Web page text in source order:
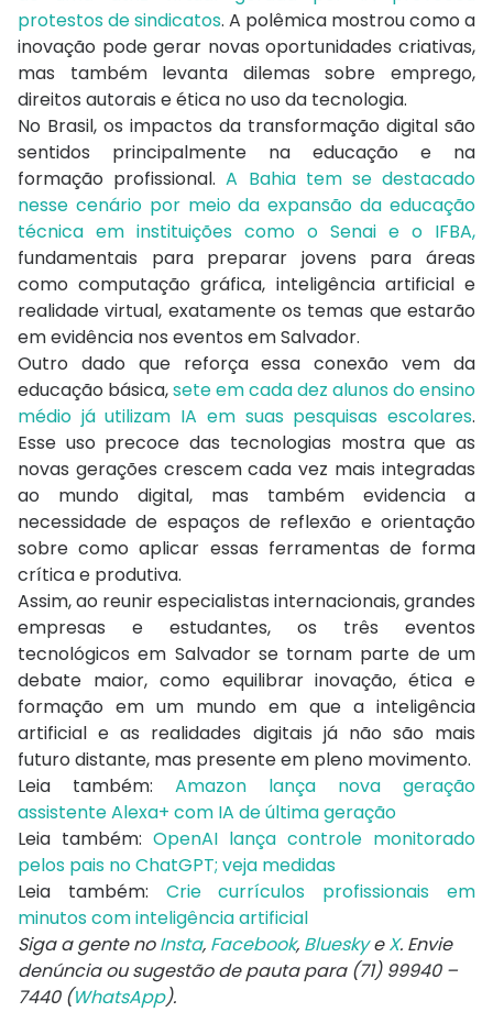
protestos de sindicatos. A polêmica mostrou como a
inovação pode gerar novas oportunidades criativas,
mas também levanta dilemas sobre emprego,
direitos autorais e ética no uso da tecnologia.
No Brasil, os impactos da transformação digital são
sentidos principalmente na educação e na
formação profissional.A Bahia tem se destacado
nesse cenário por meio da expansão da educação
técnica em instituições como o Senai e o IFBA,
fundamentais para preparar jovens para áreas
como computação gráfica, inteligência artificial e
realidade virtual, exatamente os temas que estarão
em evidência nos eventos em Salvador.
Outro dado que reforça essa conexão vem da
educação básica,sete em cada dez alunos do ensino
médio já utilizam IA em suas pesquisas escolares.
Esse uso precoce das tecnologias mostra que as
novas gerações crescem cada vez mais integradas
ao mundo digital, mas também evidencia a
necessidade de espaços de reflexão e orientação
sobre como aplicar essas ferramentas de forma
crítica e produtiva.
Assim, ao reunir especialistas internacionais, grandes
empresas e estudantes, os três eventos
tecnológicos em Salvador se tornam parte de um
debate maior, como equilibrar inovação, ética e
formação em um mundo em que a inteligência
artificial e as realidades digitais já não são mais
futuro distante, mas presente em pleno movimento.
Leia também: Amazon lança nova geração
assistente Alexa+ com IA de última geração
Leia também: OpenAI lança controle monitorado
pelos pais no ChatGPT; veja medidas
Leia também: Crie currículos profissionais em
minutos com inteligência artificial
Siga a gente noInsta, Facebook, BlueskyeX. Envie
denúncia ou sugestão de pauta para (71) 99940 –
7440 (WhatsApp).